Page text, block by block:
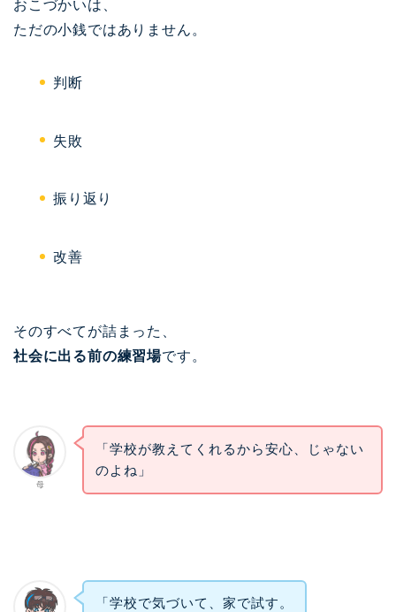
おこづかいは、
ただの小銭ではありません。
判断
失敗
振り返り
改善
そのすべてが詰まった、
社会に出る前の練習場です。
母
「学校が教えてくれるから安心、じゃない
のよね」
「学校で気づいて、家で試す。